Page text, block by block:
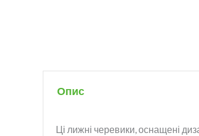
Опис
Ці лижні черевики, оснащені